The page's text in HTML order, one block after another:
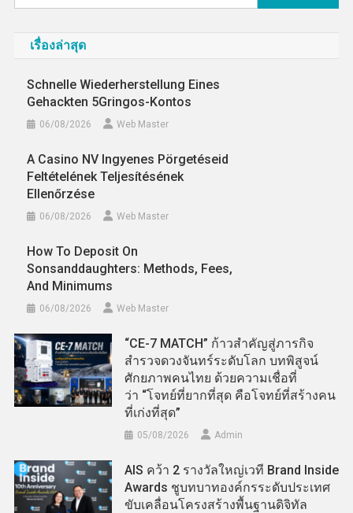
สำหรับ:
เรื่องล่าสุด
Schnelle Wiederherstellung Eines
Gehackten 5Gringos-Kontos
06/08/2026 Web Master
A Casino NV Ingyenes Pörgetéseid
Feltételének Teljesítésének
Ellenőrzése
06/08/2026 Web Master
How To Deposit On
Sonsanddaughters: Methods, Fees,
And Minimums
06/08/2026 Web Master
“CE-7 MATCH” ก้าวสำคัญสู่ภารกิจ
สำรวจดวงจันทร์ระดับโลก บทพิสูจน์
ศักยภาพคนไทย ด้วยความเชื่อที่
ว่า “โจทย์ที่ยากที่สุด คือโจทย์ที่สร้างคน
ที่เก่งที่สุด”
05/08/2026 Admin
AIS คว้า 2 รางวัลใหญ่เวที Brand Inside
Awards ชูบทบาทองค์กรระดับประเทศ
ขับเคลื่อนโครงสร้างพื้นฐานดิจิทัล